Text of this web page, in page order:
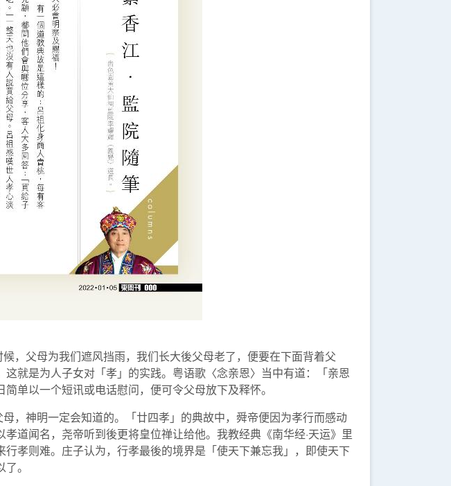
，父母为我们遮风挡雨，我们长大後父母老了，便要在下面背着父
就是为人子女对「孝」的实践。粤语歌〈念亲恩〉当中有道：「亲恩
单以一个短讯或电话慰问，便可令父母放下及释怀。
，神明一定会知道的。「廿四孝」的典故中，舜帝便因为孝行而感动
道闻名，尧帝听到後更将皇位禅让给他。我教经典《南华经·天运》里
孝则难。庄子认为，行孝最後的境界是「使天下兼忘我」，即使天下
。